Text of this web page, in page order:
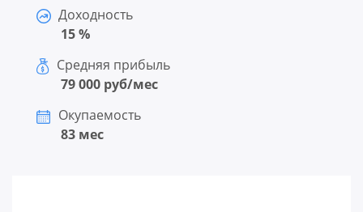
Доходность
15 %
Средняя прибыль
79 000 руб/мес
Окупаемость
83 мес